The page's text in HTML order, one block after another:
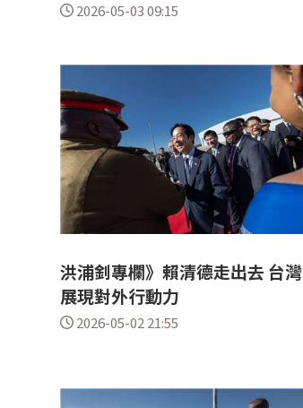
2026-05-03 09:15
洪浦釗專欄》賴清德走出去 台灣
展現對外行動力
2026-05-02 21:55